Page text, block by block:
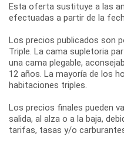
Esta oferta sustituye a las
efectuadas a partir de la
Los precios publicados son
Triple. La cama supletoria
una cama plegable,
12 años. La mayoría de los
habitaciones triples.
Los precios finales pueden
salida, al alza o a la baja,
tarifas, tasas y/o